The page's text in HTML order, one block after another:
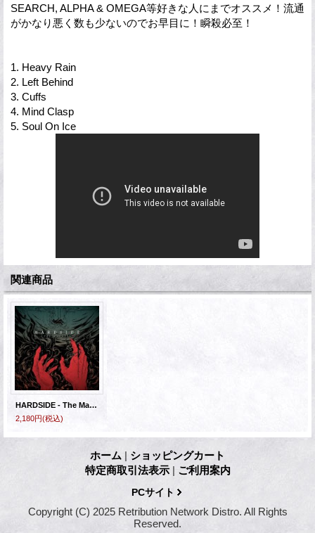
SEARCH, ALPHA & OMEGA等好きな人にまでオススメ！流通
がかなり悪く数も少ないのでお早目に！瞬殺必至！
1. Heavy Rain
2. Left Behind
3. Cuffs
4. Mind Clasp
5. Soul On Ice
関連商品
HARDSIDE - The Madness [CD]
2,180円(税込)
ホーム | ショッピングカート
特定商取引法表示 | ご利用案内
PCサイト
Copyright (C) 2025 Retribution Network Distro. All Rights
Reserved.